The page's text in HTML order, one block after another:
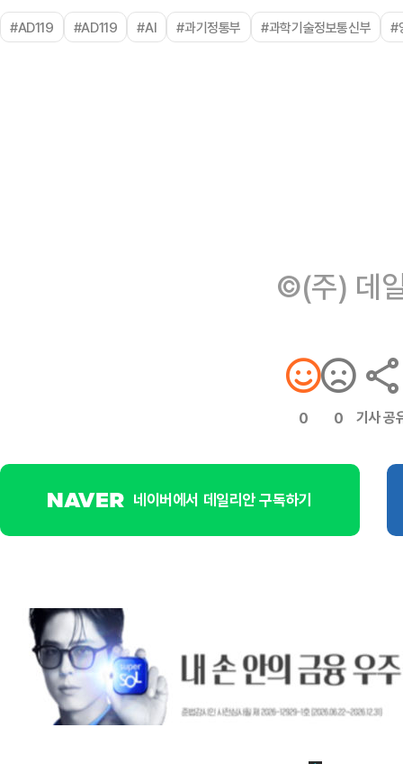
#AD119 #AD119 #AI #과기정통부 #과학기술정보통신부 #
©(주) 데
0 0 기사 공
네이버에서 데일리안 구독하기